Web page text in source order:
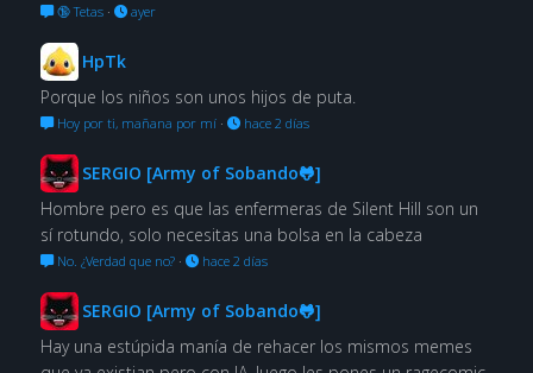
🔞 Tetas· ayer
HpTk
Porque los niños son unos hijos de puta.
Hoy por ti, mañana por mí· hace 2 días
SERGIO [Army of Sobando🐸]
Hombre pero es que las enfermeras de Silent Hill son un
sí rotundo, solo necesitas una bolsa en la cabeza
No. ¿Verdad que no?· hace 2 días
SERGIO [Army of Sobando🐸]
Hay una estúpida manía de rehacer los mismos memes